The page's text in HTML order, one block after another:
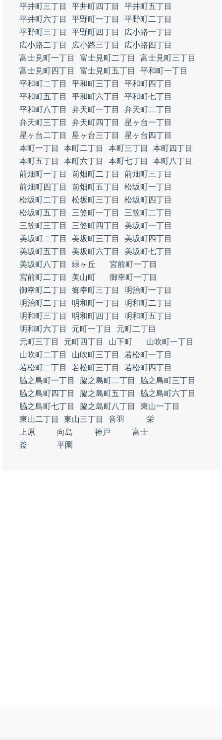
平井町三丁目
平井町四丁目
平井町五丁目
平井町六丁目
平野町一丁目
平野町二丁目
平野町三丁目
平野町四丁目
広小路一丁目
広小路二丁目
広小路三丁目
広小路四丁目
富士見町一丁目
富士見町二丁目
富士見町三丁目
富士見町四丁目
富士見町五丁目
平和町一丁目
平和町二丁目
平和町三丁目
平和町四丁目
平和町五丁目
平和町六丁目
平和町七丁目
平和町八丁目
弁天町一丁目
弁天町二丁目
弁天町三丁目
弁天町四丁目
星ヶ台一丁目
星ヶ台二丁目
星ヶ台三丁目
星ヶ台四丁目
本町一丁目
本町二丁目 本町三丁目
本町四丁目
本町五丁目
本町六丁目 本町七丁目
本町八丁目
前畑町一丁目
前畑町二丁目
前畑町三丁目
前畑町四丁目
前畑町五丁目
松坂町一丁目
松坂町二丁目
松坂町三丁目
松坂町四丁目
松坂町五丁目
三笠町一丁目
三笠町二丁目
三笠町三丁目
三笠町四丁目
美坂町一丁目
美坂町二丁目
美坂町三丁目
美坂町四丁目
美坂町五丁目
美坂町六丁目
美坂町七丁目
美坂町八丁目
緑ヶ丘
宮前町一丁目
宮前町二丁目
美山町
御幸町一丁目
御幸町二丁目
御幸町三丁目
明治町一丁目
明治町二丁目
明和町一丁目
明和町二丁目
明和町三丁目
明和町四丁目
明和町五丁目
明和町六丁目
元町一丁目
元町二丁目
元町三丁目
元町四丁目 山下町
山吹町一丁目
山吹町二丁目
山吹町三丁目
若松町一丁目
若松町二丁目
若松町三丁目
若松町四丁目
脇之島町一丁目
脇之島町二丁目
脇之島町三丁目
脇之島町四丁目
脇之島町五丁目
脇之島町六丁目
脇之島町七丁目
脇之島町八丁目
東山一丁目
東山二丁目
東山三丁目 音羽
栄
上原
向島 神戸
富士
釜
平園